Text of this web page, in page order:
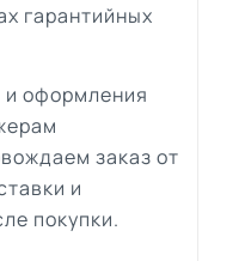
гарантийных
и оформления
заказ от
и
покупки.